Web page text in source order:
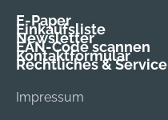
E-Paper
Einkaufsliste
Newsletter
EAN-Code scannen
Kontaktformular
Rechtliches & Service
Impressum